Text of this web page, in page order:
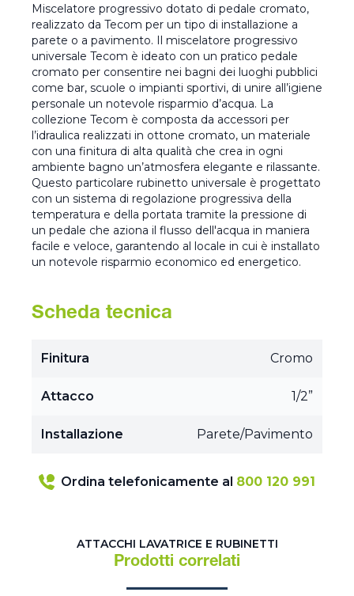
Miscelatore progressivo dotato di pedale cromato,
realizzato da Tecom per un tipo di installazione a
parete o a pavimento. Il miscelatore progressivo
universale Tecom è ideato con un pratico pedale
cromato per consentire nei bagni dei luoghi pubblici
come bar, scuole o impianti sportivi, di unire all’igiene
personale un notevole risparmio d’acqua. La
collezione Tecom è composta da accessori per
l’idraulica realizzati in ottone cromato, un materiale
con una finitura di alta qualità che crea in ogni
ambiente bagno un’atmosfera elegante e rilassante.
Questo particolare rubinetto universale è progettato
con un sistema di regolazione progressiva della
temperatura e della portata tramite la pressione di
un pedale che aziona il flusso dell'acqua in maniera
facile e veloce, garantendo al locale in cui è installato
un notevole risparmio economico ed energetico.
Scheda tecnica
Finitura Cromo
Attacco 1/2”
Installazione Parete/Pavimento
Ordina telefonicamente al 800 120 991
ATTACCHI LAVATRICE E RUBINETTI
Prodotti correlati